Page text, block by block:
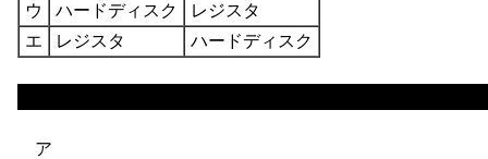
ウ
ハードディスク
レジスタ
エ
レジスタ ハードディスク
ア